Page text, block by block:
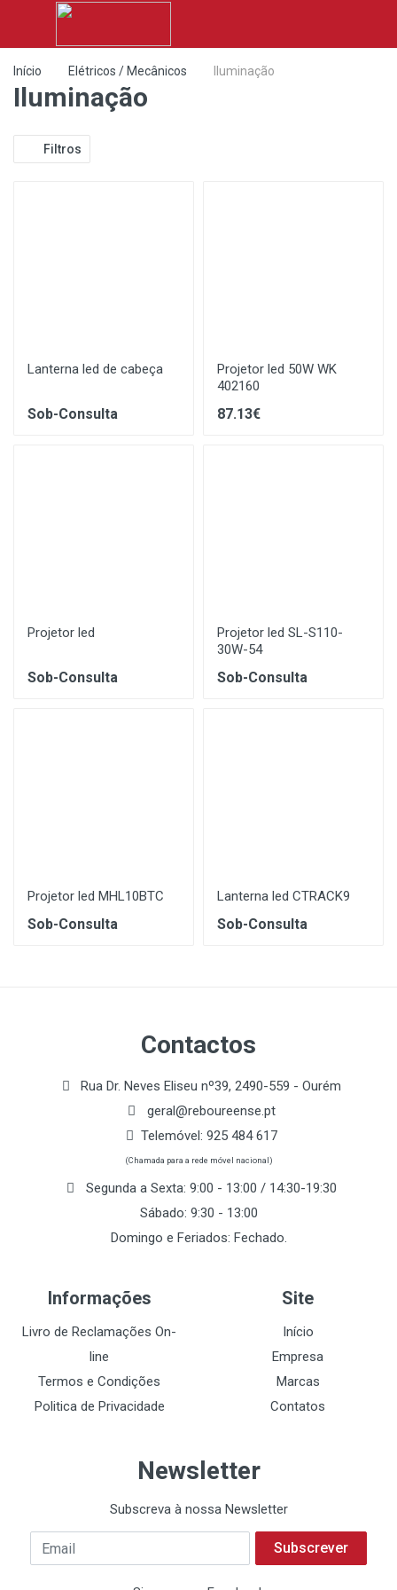
Início Elétricos / Mecânicos Iluminação
Iluminação
Filtros
Lanterna led de cabeça
Sob-Consulta
Projetor led 50W WK
402160
87.13€
Projetor led
Sob-Consulta
Projetor led SL-S110-
30W-54
Sob-Consulta
Projetor led MHL10BTC
Sob-Consulta
Lanterna led CTRACK9
Sob-Consulta
Contactos
Rua Dr. Neves Eliseu nº39, 2490-559 - Ourém
geral@reboureense.pt
Telemóvel: 925 484 617
(Chamada para a rede móvel nacional)
Segunda a Sexta: 9:00 - 13:00 / 14:30-19:30
Sábado: 9:30 - 13:00
Domingo e Feriados: Fechado.
Informações
Livro de Reclamações On-
line
Termos e Condições
Politica de Privacidade
Site
Início
Empresa
Marcas
Contatos
Newsletter
Subscreva à nossa Newsletter
Subscrever